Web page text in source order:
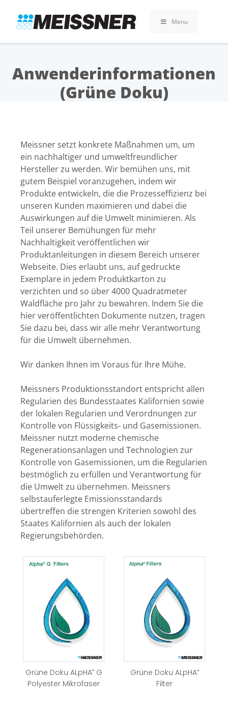
search
footer
Inhalt
springen
Menu
Anwenderinformationen
(Grüne Doku)
Meissner setzt konkrete Maßnahmen um, um
ein nachhaltiger und umweltfreundlicher
Hersteller zu werden. Wir bemühen uns, mit
gutem Beispiel voranzugehen, indem wir
Produkte entwickeln, die die Prozesseffizienz bei
unseren Kunden maximieren und dabei die
Auswirkungen auf die Umwelt minimieren. Als
Teil unserer Bemühungen für mehr
Nachhaltigkeit veröffentlichen wir
Produktanleitungen in diesem Bereich unserer
Webseite. Dies erlaubt uns, auf gedruckte
Exemplare in jedem Produktkarton zu
verzichten und so über 4000 Quadratmeter
Waldfläche pro Jahr zu bewahren. Indem Sie die
hier veröffentlichten Dokumente nutzen, tragen
Sie dazu bei, dass wir alle mehr Verantwortung
für die Umwelt übernehmen.
Wir danken Ihnen im Voraus für Ihre Mühe.
Meissners Produktionsstandort entspricht allen
Regularien des Bundesstaates Kalifornien sowie
der lokalen Regularien und Verordnungen zur
Kontrolle von Flüssigkeits- und Gasemissionen.
Meissner nutzt moderne chemische
Regenerationsanlagen und Technologien zur
Kontrolle von Gasemissionen, um die Regularien
bestmöglich zu erfüllen und Verantwortung für
die Umwelt zu übernehmen. Meissners
selbstauferlegte Emissionsstandards
übertreffen die strengen Kriterien sowohl des
Staates Kalifornien als auch der lokalen
Regierungsbehörden.
Grüne Doku ALpHA®G
Polyester Mikrofaser
Grüne Doku ALpHA®
Filter